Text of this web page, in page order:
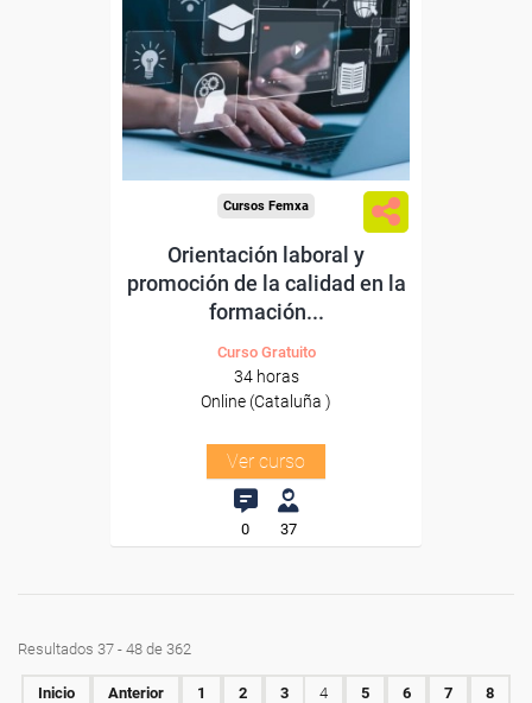
Para trabajadores y
autónomos de Cataluña.
Para todos los sectores.
Cursos Femxa
Orientación laboral y
promoción de la calidad en la
formación...
Curso Gratuito
34 horas
Online (Cataluña )
Ver curso
0 37
Resultados 37 - 48 de 362
Inicio Anterior 1 2 3 4 5 6 7 8